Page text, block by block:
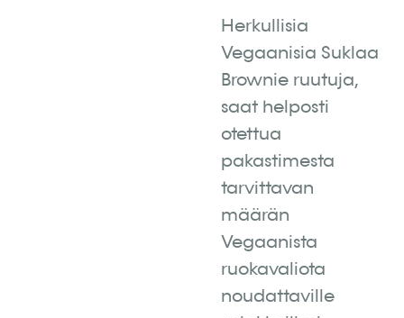
Herkullisia
Vegaanisia Suklaa
Brownie ruutuja,
saat helposti
otettua
pakastimesta
tarvittavan
määrän
Vegaanista
ruokavaliota
noudattaville